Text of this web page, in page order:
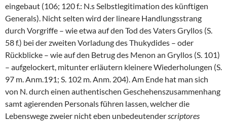
eingebaut (106; 120 f.: N.s Selbstlegitimation des künftigen
Generals). Nicht selten wird der lineare Handlungsstrang
durch Vorgriffe – wie etwa auf den Tod des Vaters Gryllos (S.
58 f.) bei der zweiten Vorladung des Thukydides – oder
Rückblicke – wie auf den Betrug des Menon an Gryllos (S. 101)
– aufgelockert, mitunter erläutern kleinere Wiederholungen (S.
97 m. Anm.191; S. 102 m. Anm. 204). Am Ende hat man sich
von N. durch einen authentischen Geschehenszusammenhang
samt agierenden Personals führen lassen, welcher die
Lebenswege zweier nicht eben unbedeutenderscriptores